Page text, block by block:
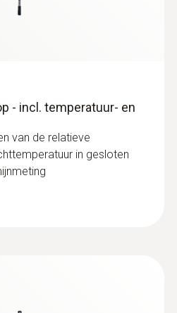
- incl. temperatuur- en
van de relatieve
in gesloten